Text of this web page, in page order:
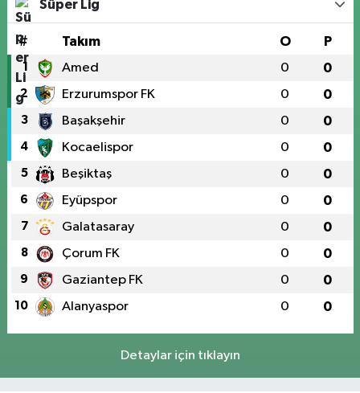
Süper Lig
# Takım O P
1 Amed 0 0
2 Erzurumspor FK 0 0
3 Başakşehir 0 0
4 Kocaelispor 0 0
5 Beşiktaş 0 0
6 Eyüpspor 0 0
7 Galatasaray 0 0
8 Çorum FK 0 0
9 Gaziantep FK 0 0
10 Alanyaspor 0 0
Detaylar için tıklayın